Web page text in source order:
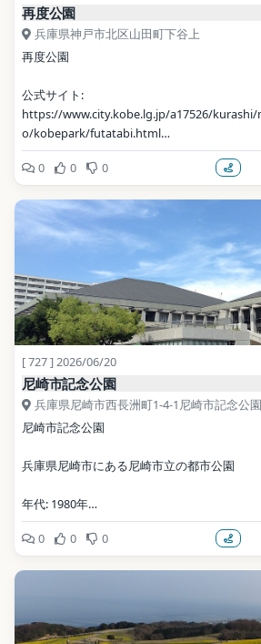
再度公園
兵庫県神戸市北区山田町下谷上
再度公園
公式サイト:
https://www.city.kobe.lg.jp/a17526/
o/kobepark/futatabi.html
写真: 663highland / CC BY 2.5（Wikimedia
地点データ: Wikidata (CC0)
0 0 0
[ 727 ] 2026/06/20
尼崎市記念公園
兵庫県尼崎市西長洲町1-4-1尼崎市記念公
尼崎市記念公園
兵庫県尼崎市にある尼崎市立の都市公園
年代: 1980年
写真: Kanko3131 / CC BY-SA 3.0（Wikimedia
0 0 0